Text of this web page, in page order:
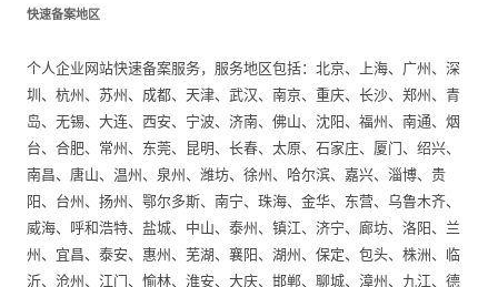
快速备案地区
个人企业网站快速备案服务，服务地区包括：北京、上海、广州、深
圳、杭州、苏州、成都、天津、武汉、南京、重庆、长沙、郑州、青
岛、无锡、大连、西安、宁波、济南、佛山、沈阳、福州、南通、烟
台、合肥、常州、东莞、昆明、长春、太原、石家庄、厦门、绍兴、
南昌、唐山、温州、泉州、潍坊、徐州、哈尔滨、嘉兴、淄博、贵
阳、台州、扬州、鄂尔多斯、南宁、珠海、金华、东营、乌鲁木齐、
威海、呼和浩特、盐城、中山、泰州、镇江、济宁、廊坊、洛阳、兰
州、宜昌、泰安、惠州、芜湖、襄阳、湖州、保定、包头、株洲、临
沂、沧州、江门、愉林、淮安、大庆、邯郸、聊城、漳州、九江、德